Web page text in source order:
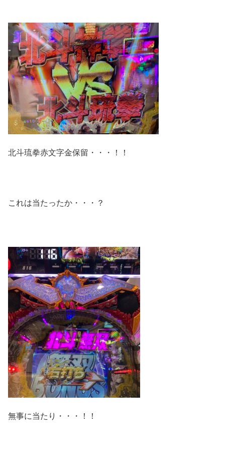
北斗琉拳赤文字金保留・・・！！
これは当たったか・・・？
無事に当たり・・・！！